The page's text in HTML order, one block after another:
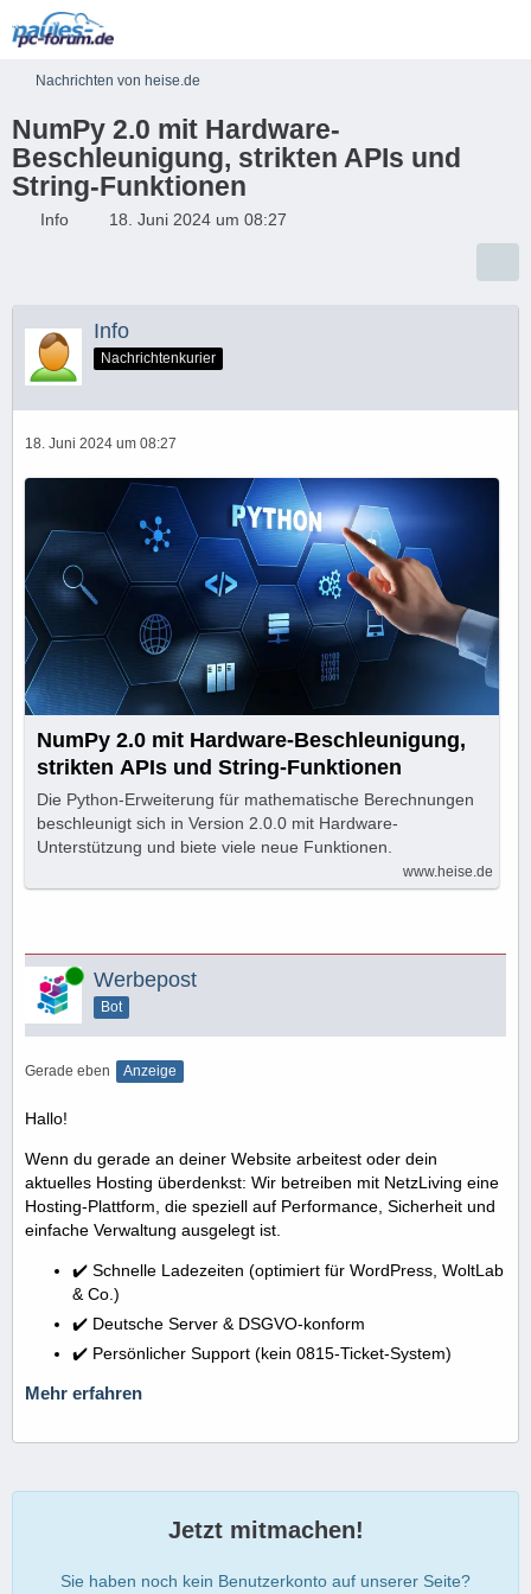
Nachrichten von heise.de
NumPy 2.0 mit Hardware-
Beschleunigung, strikten APIs und
String-Funktionen
Info 18. Juni 2024 um 08:27
Info
Nachrichtenkurier
18. Juni 2024 um 08:27
NumPy 2.0 mit Hardware-Beschleunigung,
strikten APIs und String-Funktionen
Die Python-Erweiterung für mathematische Berechnungen
beschleunigt sich in Version 2.0.0 mit Hardware-
Unterstützung und biete viele neue Funktionen.
www.heise.de
Online Werbepost
Bot
Gerade eben Anzeige
Hallo!
Wenn du gerade an deiner Website arbeitest oder dein
aktuelles Hosting überdenkst: Wir betreiben mit NetzLiving eine
Hosting-Plattform, die speziell auf Performance, Sicherheit und
einfache Verwaltung ausgelegt ist.
✔️ Schnelle Ladezeiten (optimiert für WordPress, WoltLab
& Co.)
✔️ Deutsche Server & DSGVO-konform
✔️ Persönlicher Support (kein 0815-Ticket-System)
Mehr erfahren
Jetzt mitmachen!
Sie haben noch kein Benutzerkonto auf unserer Seite?